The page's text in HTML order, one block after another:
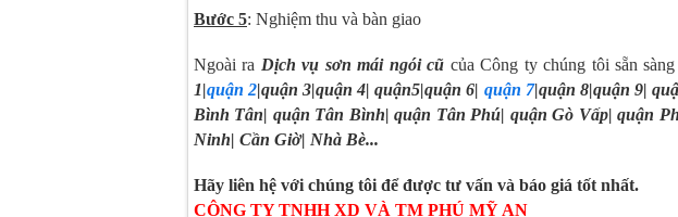
Bước 5: Nghiệm thu và bàn giao
Ngoài ra Dịch vụ sơn mái ngói cũ của Công ty chúng tôi sẵn
1|quận 2|quận 3|quận 4| quận5|quận 6| quận 7|quận 8|quận 9|
Bình Tân| quận Tân Bình| quận Tân Phú| quận Gò Vấp| quận
Ninh| Cần Giờ| Nhà Bè...
Hãy liên hệ với chúng tôi để được tư vấn và báo giá tốt nhất.
CÔNG TY TNHH XD VÀ TM PHÚ MỸ AN